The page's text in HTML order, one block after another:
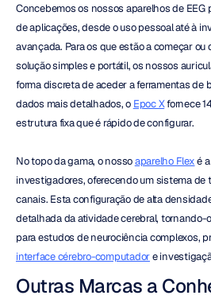
Concebemos os nossos aparelhos de EEG
de aplicações, desde o uso pessoal até à
avançada. Para os que estão a começar ou
solução simples e portátil, os nossos
forma discreta de aceder a ferramentas de
dados mais detalhados, o Epoc X fornece
estrutura fixa que é rápido de configurar.
No topo da gama, o nosso aparelho Flex é
investigadores, oferecendo um sistema de
canais. Esta configuração de alta
detalhada da atividade cerebral, tornando-
interface cérebro-computador e
Outras Marcas a